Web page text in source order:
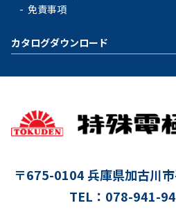
免責事項
カタログダウンロード
〒675-0104 兵庫県加古川
TEL：078-941-